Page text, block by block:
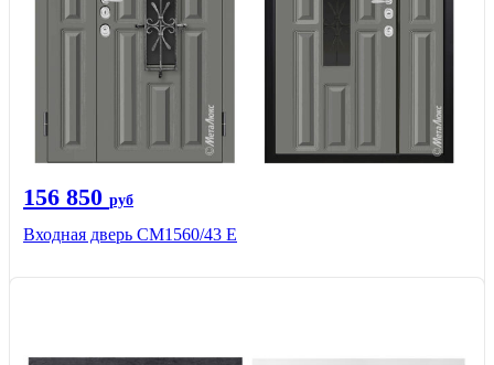
156 850 руб
Входная дверь СМ1560/43 Е